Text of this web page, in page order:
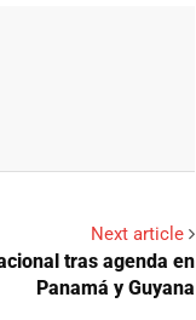
Next article
tras agenda en
Panamá y Guyana